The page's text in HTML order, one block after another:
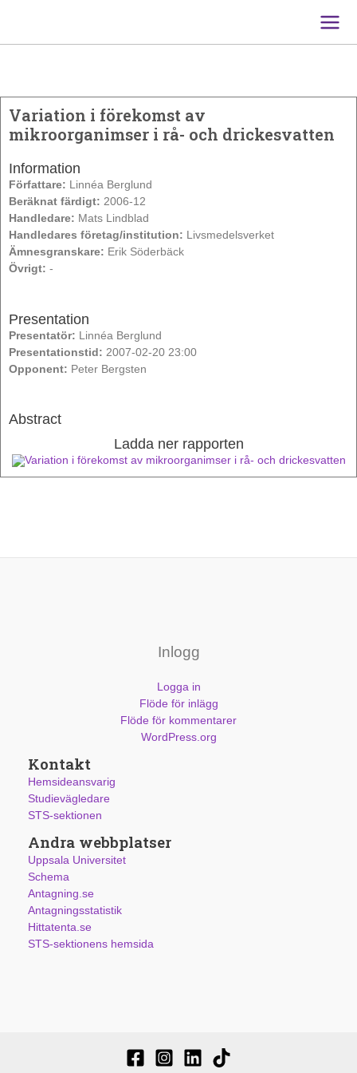
Main
Variation i förekomst av
mikroorganimser i rå- och drickesvatten
Information
Författare: Linnéa Berglund
Beräknat färdigt: 2006-12
Handledare: Mats Lindblad
Handledares företag/institution: Livsmedelsverket
Ämnesgranskare: Erik Söderbäck
Övrigt: -
Presentation
Presentatör: Linnéa Berglund
Presentationstid: 2007-02-20 23:00
Opponent: Peter Bergsten
Abstract
Ladda ner rapporten
Variation i förekomst av mikroorganimser i rå- och drickesvatten
Inlogg
Logga in
Flöde för inlägg
Flöde för kommentarer
WordPress.org
Kontakt
Hemsideansvarig
Studievägledare
STS-sektionen
Andra webbplatser
Uppsala Universitet
Schema
Antagning.se
Antagningsstatistik
Hittatenta.se
STS-sektionens hemsida